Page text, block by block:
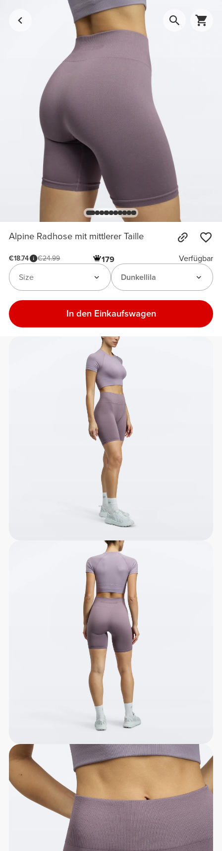
Alpine Radhose mit mittlerer Taille
€18.74 €24.99 179
Verfügbar
Dunkellila
Size
In den Einkaufswagen